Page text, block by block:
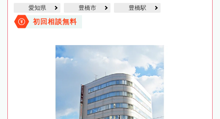
愛知県 豊橋市 豊橋駅
初回相談無料